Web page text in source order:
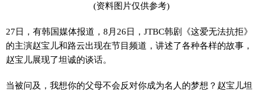
(资料图片仅供参考)
27日，有韩国媒体报道，8月26日，JTBC韩剧《这爱无法抗拒》
的主演赵宝儿和路云出现在节目频道，讲述了各种各样的故事，
赵宝儿展现了坦诚的谈话。
当被问及，我想你的父母不会反对你成为名人的梦想？赵宝儿坦